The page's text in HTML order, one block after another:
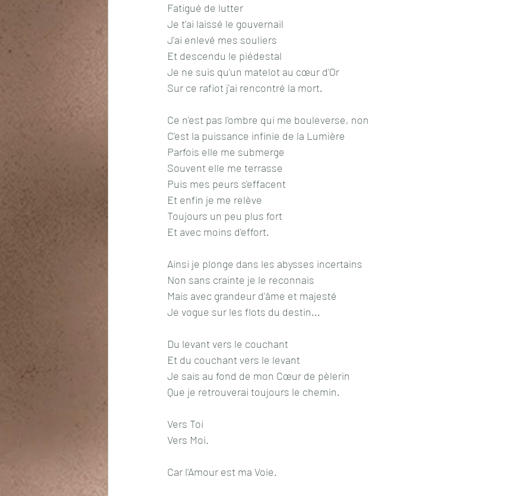
Fatigué de lutter
Je t'ai laissé le gouvernail
J'ai enlevé mes souliers
Et descendu le piédestal
Je ne suis qu'un matelot au cœur d'Or
Sur ce rafiot j'ai rencontré la mort.
Ce n'est pas l'ombre qui me bouleverse, non
C'est la puissance infinie de la Lumière
Parfois elle me submerge
Souvent elle me terrasse
Puis mes peurs s'effacent
Et enfin je me relève
Toujours un peu plus fort
Et avec moins d'effort.
Ainsi je plonge dans les abysses incertains
Non sans crainte je le reconnais
Mais avec grandeur d'âme et majesté
Je vogue sur les flots du destin...
Du levant vers le couchant
Et du couchant vers le levant
Je sais au fond de mon Cœur de pèlerin
Que je retrouverai toujours le chemin.
Vers Toi
Vers Moi.
Car l'Amour est ma Voie.